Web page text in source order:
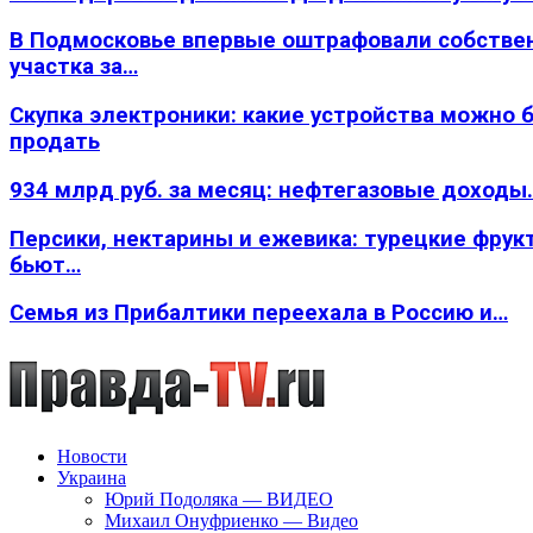
В Подмосковье впервые оштрафовали
участка за…
Скупка электроники: какие устройства можно
продать
934 млрд руб. за месяц: нефтегазовые
Персики, нектарины и ежевика: турецкие
бьют…
Семья из Прибалтики переехала в Россию и…
Новости
Украина
Юрий Подоляка — ВИДЕО
Михаил Онуфриенко — Видео